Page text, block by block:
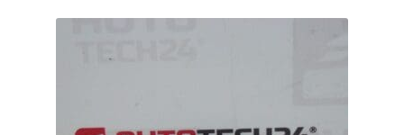
O nás
Obchodní podmínky
nejnovějších